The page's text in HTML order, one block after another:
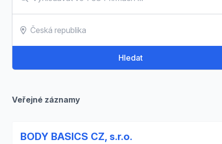
Hledat
Veřejné záznamy
BODY BASICS CZ, s.r.o.